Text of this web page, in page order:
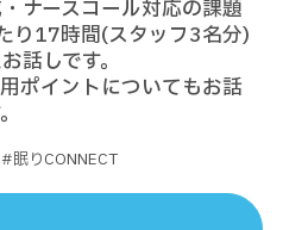
ナースコール対応の課題
り17時間(スタッフ3名分)
話しです。
ポイントについてもお話
#眠りCONNECT